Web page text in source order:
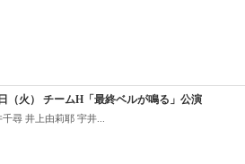
（火） チームH「最終ベルが鳴る」公演
尋 井上由莉耶 宇井...